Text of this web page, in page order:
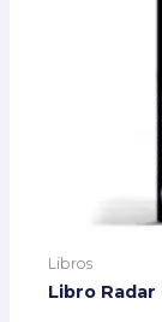
Libros
Libro